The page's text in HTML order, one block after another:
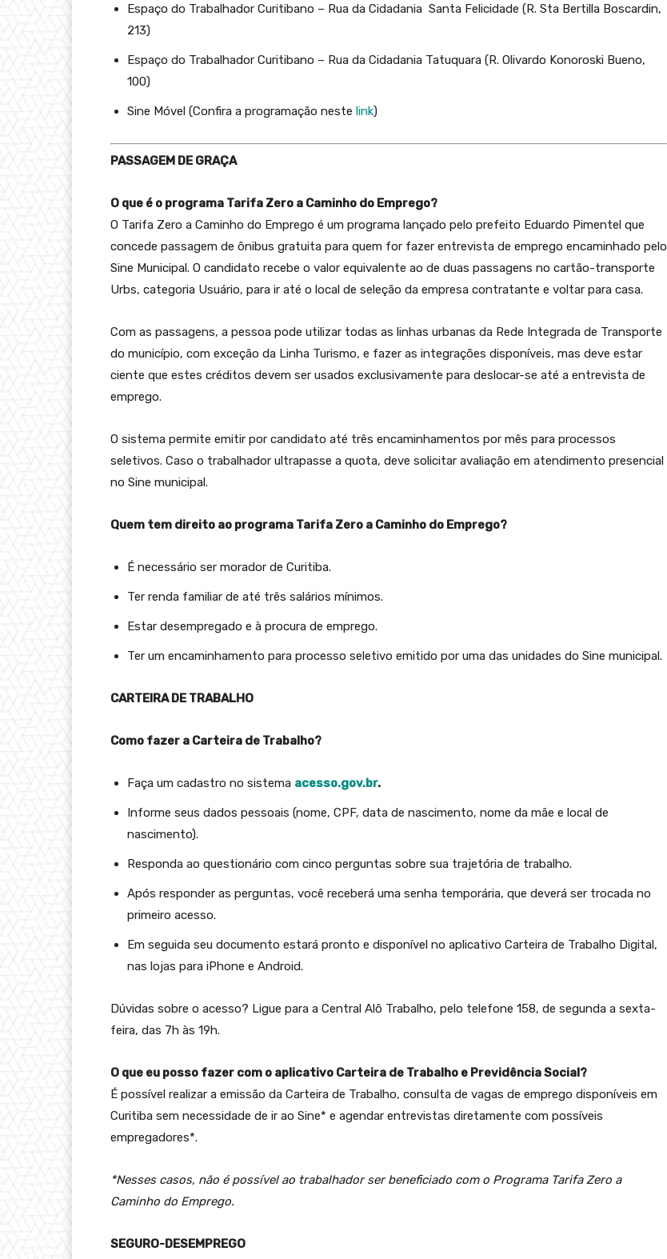
Espaço do Trabalhador Curitibano – Rua da Cidadania Santa Felicidade (R. Sta Bertilla Boscardin,
213)
Espaço do Trabalhador Curitibano – Rua da Cidadania Tatuquara (R. Olivardo Konoroski Bueno,
100)
Sine Móvel (Confira a programação neste link)
PASSAGEM DE GRAÇA
O que é o programa Tarifa Zero a Caminho do Emprego?
O Tarifa Zero a Caminho do Emprego é um programa lançado pelo prefeito Eduardo Pimentel que
concede passagem de ônibus gratuita para quem for fazer entrevista de emprego encaminhado pelo
Sine Municipal. O candidato recebe o valor equivalente ao de duas passagens no cartão-transporte
Urbs, categoria Usuário, para ir até o local de seleção da empresa contratante e voltar para casa.
Com as passagens, a pessoa pode utilizar todas as linhas urbanas da Rede Integrada de Transporte
do município, com exceção da Linha Turismo, e fazer as integrações disponíveis, mas deve estar
ciente que estes créditos devem ser usados exclusivamente para deslocar-se até a entrevista de
emprego.
O sistema permite emitir por candidato até três encaminhamentos por mês para processos
seletivos. Caso o trabalhador ultrapasse a quota, deve solicitar avaliação em atendimento presencial
no Sine municipal.
Quem tem direito ao programa Tarifa Zero a Caminho do Emprego?
É necessário ser morador de Curitiba.
Ter renda familiar de até três salários mínimos.
Estar desempregado e à procura de emprego.
Ter um encaminhamento para processo seletivo emitido por uma das unidades do Sine municipal.
CARTEIRA DE TRABALHO
Como fazer a Carteira de Trabalho?
Faça um cadastro no sistema acesso.gov.br.
Informe seus dados pessoais (nome, CPF, data de nascimento, nome da mãe e local de
nascimento).
Responda ao questionário com cinco perguntas sobre sua trajetória de trabalho.
Após responder as perguntas, você receberá uma senha temporária, que deverá ser trocada no
primeiro acesso.
Em seguida seu documento estará pronto e disponível no aplicativo Carteira de Trabalho Digital,
nas lojas para iPhone e Android.
Dúvidas sobre o acesso? Ligue para a Central Alô Trabalho, pelo telefone 158, de segunda a sexta-
feira, das 7h às 19h.
O que eu posso fazer com o aplicativo Carteira de Trabalho e Previdência Social?
É possível realizar a emissão da Carteira de Trabalho, consulta de vagas de emprego disponíveis em
Curitiba sem necessidade de ir ao Sine* e agendar entrevistas diretamente com possíveis
empregadores*.
*Nesses casos, não é possível ao trabalhador ser beneficiado com o Programa Tarifa Zero a
Caminho do Emprego.
SEGURO-DESEMPREGO